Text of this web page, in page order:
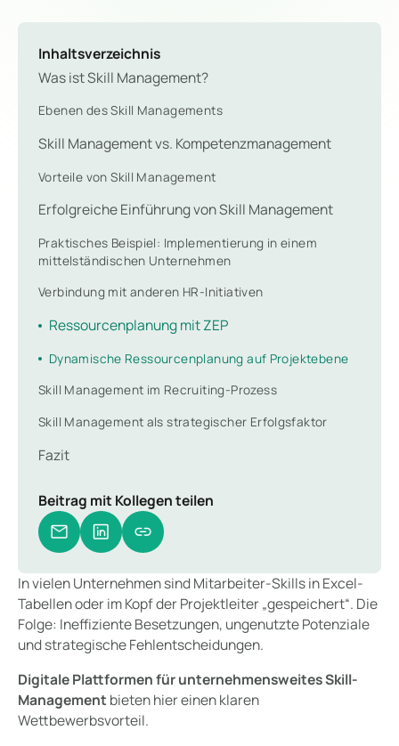
Inhaltsverzeichnis
Was ist Skill Management?
Ebenen des Skill Managements
Skill Management vs. Kompetenzmanagement
Vorteile von Skill Management
Erfolgreiche Einführung von Skill Management
Praktisches Beispiel: Implementierung in einem
mittelständischen Unternehmen
Verbindung mit anderen HR-Initiativen
Ressourcenplanung mit ZEP
Dynamische Ressourcenplanung auf Projektebene
Skill Management im Recruiting-Prozess
Skill Management als strategischer Erfolgsfaktor
Fazit
Beitrag mit Kollegen teilen
In vielen Unternehmen sind Mitarbeiter-Skills in Excel-
Tabellen oder im Kopf der Projektleiter „gespeichert“. Die
Folge: Ineffiziente Besetzungen, ungenutzte Potenziale
und strategische Fehlentscheidungen.
Digitale Plattformen für unternehmensweites Skill-
Management bieten hier einen klaren
Wettbewerbsvorteil.